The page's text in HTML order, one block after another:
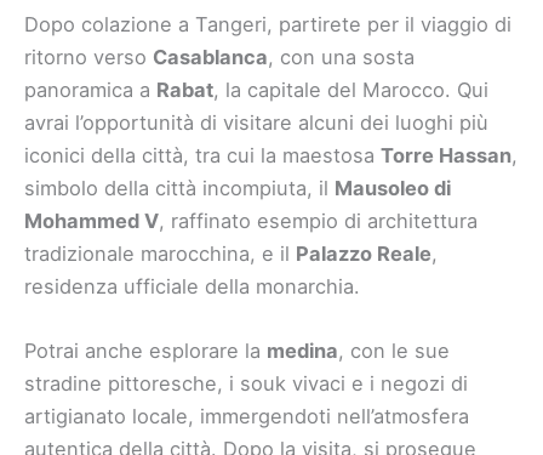
Dopo colazione a Tangeri, partirete per il viaggio di
ritorno verso Casablanca, con una sosta
panoramica a Rabat, la capitale del Marocco. Qui
avrai l’opportunità di visitare alcuni dei luoghi più
iconici della città, tra cui la maestosa Torre Hassan,
simbolo della città incompiuta, il Mausoleo di
Mohammed V, raffinato esempio di architettura
tradizionale marocchina, e il Palazzo Reale,
residenza ufficiale della monarchia.
Potrai anche esplorare la medina, con le sue
stradine pittoresche, i souk vivaci e i negozi di
artigianato locale, immergendoti nell’atmosfera
autentica della città. Dopo la visita, si prosegue